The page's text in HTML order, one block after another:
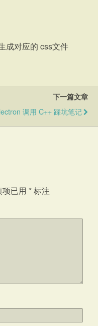
成对应的 css文件
下一篇文章
调用 C++ 踩坑笔记
项已用 *标注